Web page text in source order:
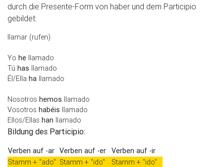
durch die Presente-Form von haber und dem Participio
gebildet:
llamar (rufen)
Yo he llamado
Tú has llamado
Él/Ella ha llamado
Nosotros hemos llamado
Vosotros habéis llamado
Ellos/Ellas han llamado
Bildung des Participio:
Verben auf -ar Verben auf -er
Verben auf -ir
Stamm + "ado" Stamm + "ido"
Stamm + "ido"